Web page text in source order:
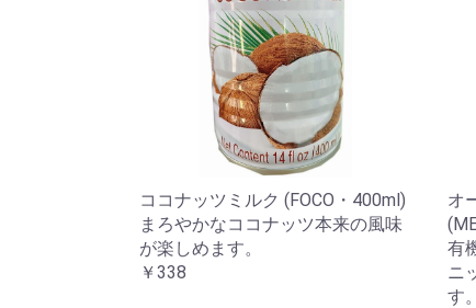
ココナッツミルク (FOCO・400ml)
まろやかなココナッツ本来の風味
が楽しめます。
￥338
オ
有
ニ
す。